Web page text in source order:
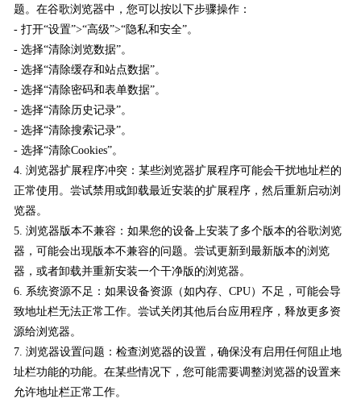
题。在谷歌浏览器中，您可以按以下步骤操作：
- 打开“设置”>“高级”>“隐私和安全”。
- 选择“清除浏览数据”。
- 选择“清除缓存和站点数据”。
- 选择“清除密码和表单数据”。
- 选择“清除历史记录”。
- 选择“清除搜索记录”。
- 选择“清除Cookies”。
4. 浏览器扩展程序冲突：某些浏览器扩展程序可能会干扰地址栏的
正常使用。尝试禁用或卸载最近安装的扩展程序，然后重新启动浏
览器。
5. 浏览器版本不兼容：如果您的设备上安装了多个版本的谷歌浏览
器，可能会出现版本不兼容的问题。尝试更新到最新版本的浏览
器，或者卸载并重新安装一个干净版的浏览器。
6. 系统资源不足：如果设备资源（如内存、CPU）不足，可能会导
致地址栏无法正常工作。尝试关闭其他后台应用程序，释放更多资
源给浏览器。
7. 浏览器设置问题：检查浏览器的设置，确保没有启用任何阻止地
址栏功能的功能。在某些情况下，您可能需要调整浏览器的设置来
允许地址栏正常工作。